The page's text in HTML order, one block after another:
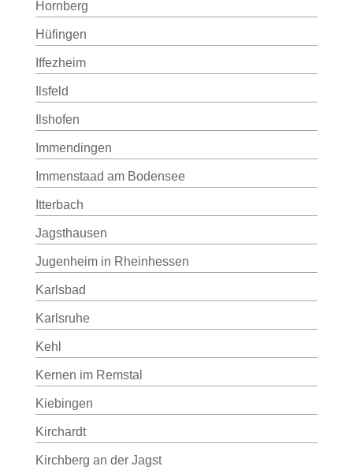
Hornberg
Hüfingen
Iffezheim
Ilsfeld
Ilshofen
Immendingen
Immenstaad am Bodensee
Itterbach
Jagsthausen
Jugenheim in Rheinhessen
Karlsbad
Karlsruhe
Kehl
Kernen im Remstal
Kiebingen
Kirchardt
Kirchberg an der Jagst